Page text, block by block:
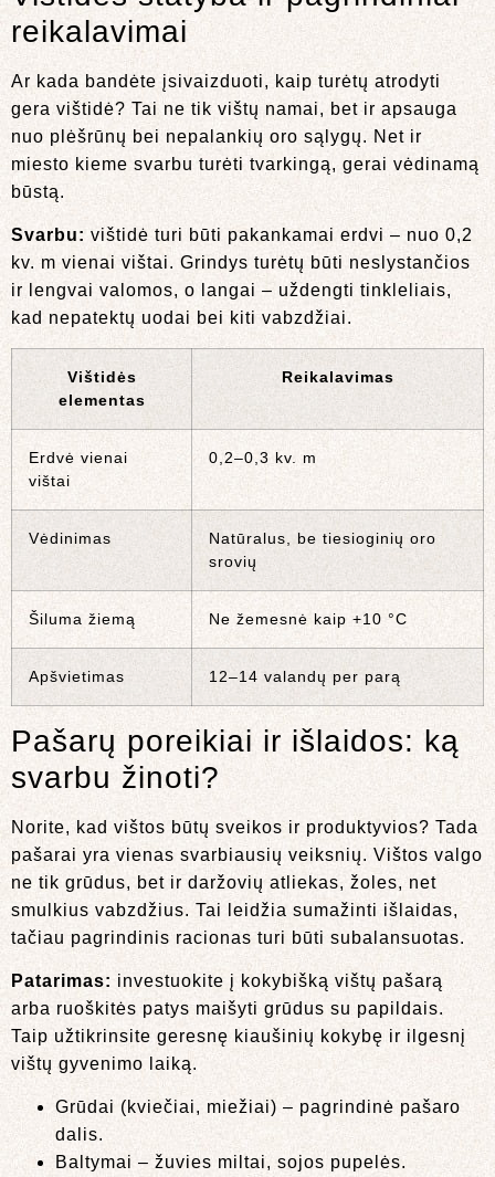
reikalavimai
Ar kada bandėte įsivaizduoti, kaip turėtų atrodyti
gera vištidė? Tai ne tik vištų namai, bet ir apsauga
nuo plėšrūnų bei nepalankių oro sąlygų. Net ir
miesto kieme svarbu turėti tvarkingą, gerai vėdinamą
būstą.
Svarbu: vištidė turi būti pakankamai erdvi – nuo 0,2
kv. m vienai vištai. Grindys turėtų būti neslystančios
ir lengvai valomos, o langai – uždengti tinkleliais,
kad nepatektų uodai bei kiti vabzdžiai.
Vištidės
elementas
Reikalavimas
Erdvė vienai
vištai
0,2–0,3 kv. m
Vėdinimas
Natūralus, be tiesioginių oro
srovių
Šiluma žiemą Ne žemesnė kaip +10 °C
Apšvietimas 12–14 valandų per parą
Pašarų poreikiai ir išlaidos: ką
svarbu žinoti?
Norite, kad vištos būtų sveikos ir produktyvios? Tada
pašarai yra vienas svarbiausių veiksnių. Vištos valgo
ne tik grūdus, bet ir daržovių atliekas, žoles, net
smulkius vabzdžius. Tai leidžia sumažinti išlaidas,
tačiau pagrindinis racionas turi būti subalansuotas.
Patarimas: investuokite į kokybišką vištų pašarą
arba ruoškitės patys maišyti grūdus su papildais.
Taip užtikrinsite geresnę kiaušinių kokybę ir ilgesnį
vištų gyvenimo laiką.
Grūdai (kviečiai, miežiai) – pagrindinė pašaro
dalis.
Baltymai – žuvies miltai, sojos pupelės.